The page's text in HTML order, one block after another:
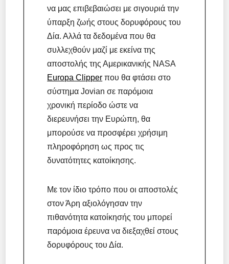
να μας επιβεβαιώσει με σιγουριά την
ύπαρξη ζωής στους δορυφόρους του
Δία. Αλλά τα δεδομένα που θα
συλλεχθούν μαζί με εκείνα της
αποστολής της Αμερικανικής NASA
Europa Clipper που θα φτάσει στο
σύστημα Jovian σε παρόμοια
χρονική περίοδο ώστε να
διερευνήσει την Ευρώπη, θα
μπορούσε να προσφέρει χρήσιμη
πληροφόρηση ως προς τις
δυνατότητες κατοίκησης.
Με τον ίδιο τρόπο που οι αποστολές
στον Άρη αξιολόγησαν την
πιθανότητα κατοίκησής του μπορεί
παρόμοια έρευνα να διεξαχθεί στους
δορυφόρους του Δία.